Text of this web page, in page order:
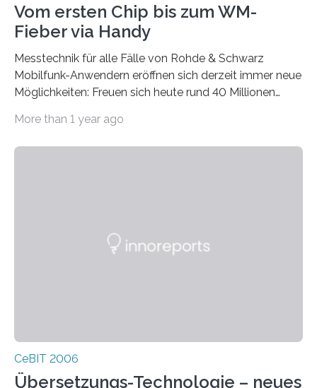
Vom ersten Chip bis zum WM-
Fieber via Handy
Messtechnik für alle Fälle von Rohde & Schwarz
Mobilfunk-Anwendern eröffnen sich derzeit immer neue
Möglichkeiten: Freuen sich heute rund 40 Millionen
winken in den nächsten beiden Jahren mit
More than 1 year ago
CeBIT 2006
Übersetzungs-Technologie – neues